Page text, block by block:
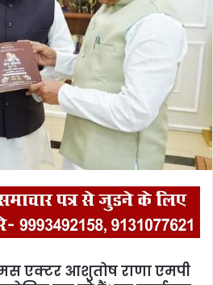
एक्टर आशुतोष राणा एमपी